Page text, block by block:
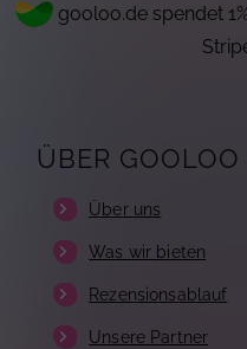
gooloo.de spendet
ÜBER GOOLOO
Über uns
Was wir bieten
Rezensionsablauf
Unsere Partner